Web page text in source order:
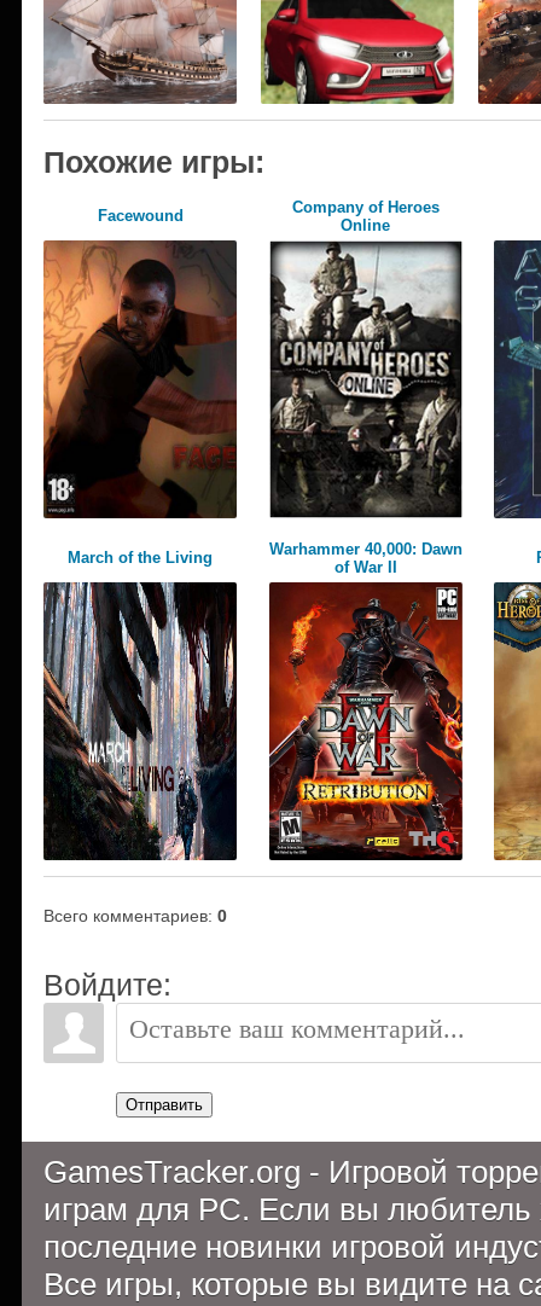
Похожие игры:
Facewound
Company of Heroes
Online
March of the Living
Warhammer 40,000: Dawn
of War II
Всего комментариев: 0
Войдите:
Отправить
GamesTracker.org - Игровой
играм для PC. Если вы
последние новинки игровой
Все игры, которые вы видите на